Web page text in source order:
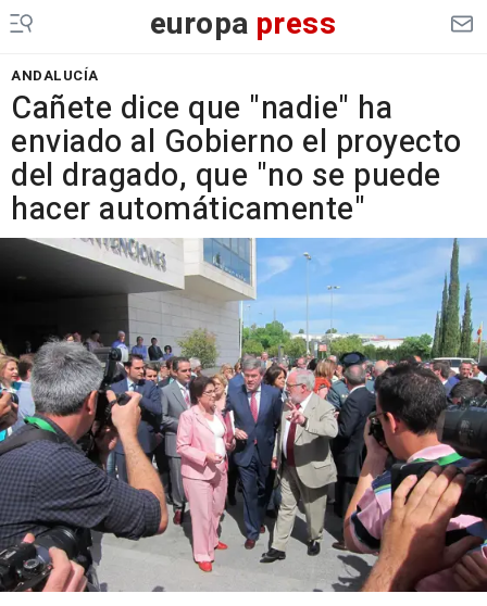
europa press
ANDALUCÍA
Cañete dice que "nadie" ha
enviado al Gobierno el proyecto
del dragado, que "no se puede
hacer automáticamente"